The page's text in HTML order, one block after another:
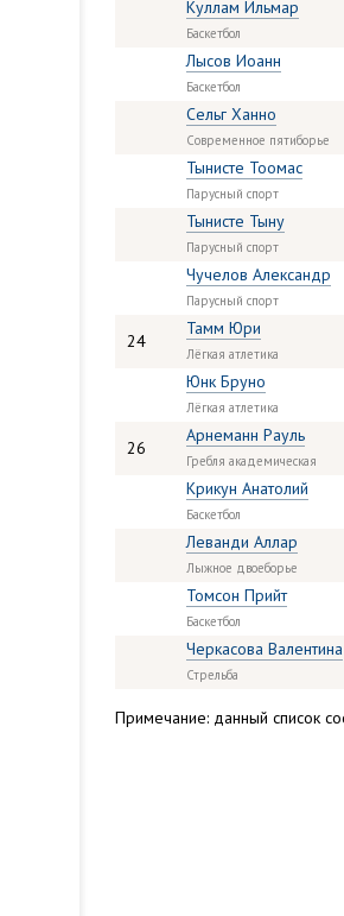
Куллам Ильмар
Баскетбол
Лысов Иоанн
Баскетбол
Сельг Ханно
Современное пятиборье
Тынисте Тоомас
Парусный спорт
Тынисте Тыну
Парусный спорт
Чучелов Александр
Парусный спорт
24
Тамм Юри
Лёгкая атлетика
Юнк Бруно
Лёгкая атлетика
26
Арнеманн Рауль
Гребля академическая
Крикун Анатолий
Баскетбол
Леванди Аллар
Лыжное двоеборье
Томсон Прийт
Баскетбол
Черкасова Валентина
Стрельба
Примечание: данный список